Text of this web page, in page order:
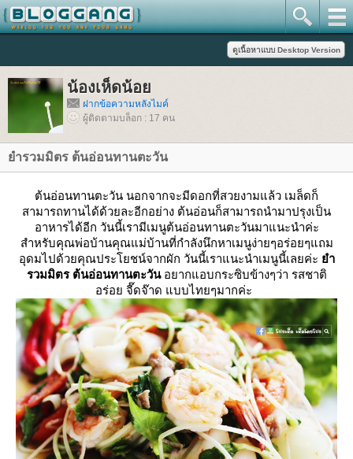
น้องเห็ดน้อ
ฝากข้อความหลังไมค์
ผู้ติดตามบล็อก : 17 คน
ำรวมมิตร ต้นอ่อนทานตะวัน
ต้นอ่อนทานตะวัน นอกจากจะมีดอกที่สวยงามแล้ว เมล็ดก็
สามารถทานได้ด้วยละอีกอย่าง ต้นอ่อนก็สามารถนำมาปรุงเป็น
อาหารได้อีก วันนี้เรามีเมนูต้นอ่อนทานตะวันมาแนะนำค่ะ
สำหรับคุณพ่อบ้านคุณแม่บ้านที่กำลังนึกหาเมนูง่ายๆอร่อยๆแถม
อุดมไปด้วยคุณประโยชน์จากผัก วันนี้เราแนะนำเมนูนี้เลยค่ะ ำ
รวมมิตร ต้นอ่อนทานตะวันอยากแอบกระซิบข้างๆว่า รสชาติ
อร่อย จี๊ดจ๊าด แบบไทยๆมากค่ะ